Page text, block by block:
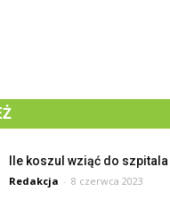
Ile koszul wziąć do
Redakcja - 8 czerwca 2023